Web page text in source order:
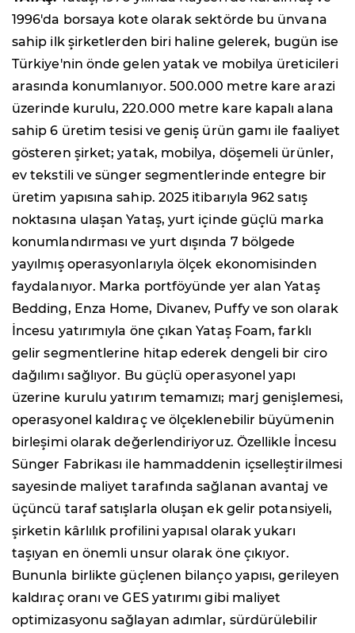
1996'da borsaya kote olarak sektörde bu ünvana
sahip ilk şirketlerden biri haline gelerek, bugün ise
Türkiye'nin önde gelen yatak ve mobilya üreticileri
arasında konumlanıyor. 500.000 metre kare arazi
üzerinde kurulu, 220.000 metre kare kapalı alana
sahip 6 üretim tesisi ve geniş ürün gamı ile faaliyet
gösteren şirket; yatak, mobilya, döşemeli ürünler,
ev tekstili ve sünger segmentlerinde entegre bir
üretim yapısına sahip. 2025 itibarıyla 962 satış
noktasına ulaşan Yataş, yurt içinde güçlü marka
konumlandırması ve yurt dışında 7 bölgede
yayılmış operasyonlarıyla ölçek ekonomisinden
faydalanıyor. Marka portföyünde yer alan Yataş
Bedding, Enza Home, Divanev, Puffy ve son olarak
İncesu yatırımıyla öne çıkan Yataş Foam, farklı
gelir segmentlerine hitap ederek dengeli bir ciro
dağılımı sağlıyor. Bu güçlü operasyonel yapı
üzerine kurulu yatırım temamızı; marj genişlemesi,
operasyonel kaldıraç ve ölçeklenebilir büyümenin
birleşimi olarak değerlendiriyoruz. Özellikle İncesu
Sünger Fabrikası ile hammaddenin içselleştirilmesi
sayesinde maliyet tarafında sağlanan avantaj ve
üçüncü taraf satışlarla oluşan ek gelir potansiyeli,
şirketin kârlılık profilini yapısal olarak yukarı
taşıyan en önemli unsur olarak öne çıkıyor.
Bununla birlikte güçlenen bilanço yapısı, gerileyen
kaldıraç oranı ve GES yatırımı gibi maliyet
optimizasyonu sağlayan adımlar, sürdürülebilir